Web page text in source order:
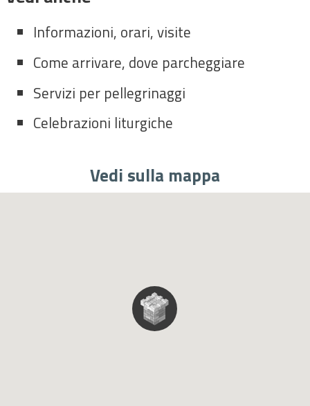
Informazioni, orari, visite
Come arrivare, dove parcheggiare
Servizi per pellegrinaggi
Celebrazioni liturgiche
Vedi sulla mappa